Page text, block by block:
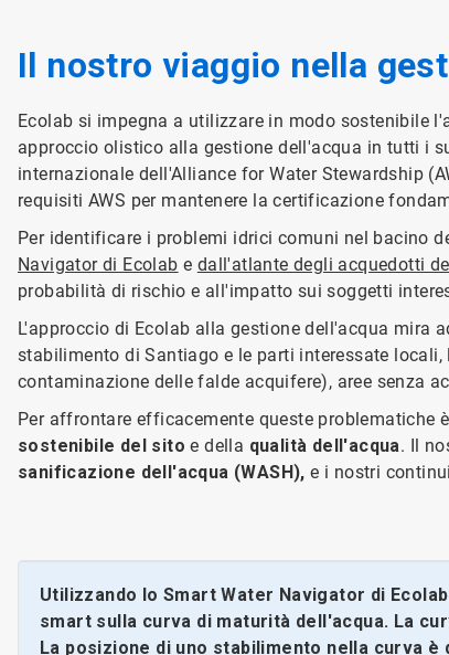
Il nostro viaggio nella
Ecolab si impegna a utilizzare in modo sostenibile
approccio olistico alla gestione dell'acqua in tutti i
internazionale dell'Alliance for Water Stewardship
requisiti AWS per mantenere la certificazione
Per identificare i problemi idrici comuni nel bacino
Navigator di Ecolab e dall'atlante degli acquedotti
probabilità di rischio e all'impatto sui soggetti
L'approccio di Ecolab alla gestione dell'acqua mira
stabilimento di Santiago e le parti interessate
contaminazione delle falde acquifere), aree senza
Per affrontare efficacemente queste problematiche
sostenibile del sito e della qualità dell'acqua. Il
sanificazione dell'acqua (WASH), e i nostri
Utilizzando lo Smart Water Navigator di
smart sulla curva di maturità dell'acqua. La
La posizione di uno stabilimento nella curva